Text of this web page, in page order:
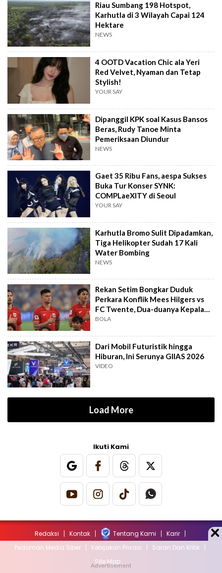
Riau Sumbang 198 Hotspot,
Karhutla di 3 Wilayah Capai 124
Hektare
NEWS
4 OOTD Vacation Chic ala Yeri
Red Velvet, Nyaman dan Tetap
Stylish!
YOUR SAY
Dipanggil KPK soal Kasus Bansos
Beras, Rudy Tanoe Minta
Pemeriksaan Diundur
NEWS
Gaet 35 Ribu Fans, aespa Sukses
Buka Tur Konser SYNK:
COMPLaeXITY di Seoul
YOUR SAY
Karhutla Bromo Sulit Dipadamkan,
Tiga Helikopter Sudah 17 Kali
Water Bombing
NEWS
Rekan Setim Bongkar Duduk
Perkara Konflik Mees Hilgers vs
FC Twente, Dua-duanya Kepala
Batu
BOLA
Dari Mobil Futuristik hingga
Hiburan, Ini Serunya GIIAS 2026
VIDEO
Load More
Ikuti Kami
Redaksi Kontak Tentang Kami
Karir
Pedoman Media Siber
Kebijakan Privasi
Saran Dan Kritik
Site Map